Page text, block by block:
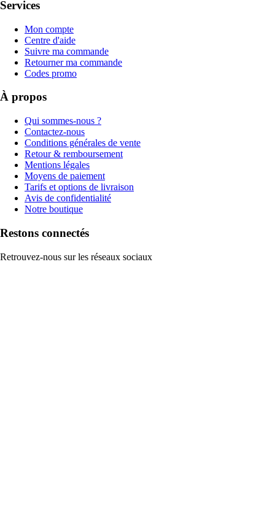
Services
Mon compte
Centre d'aide
Suivre ma commande
Retourner ma commande
Codes promo
À propos
Qui sommes-nous ?
Contactez-nous
Conditions générales de vente
Retour & remboursement
Mentions légales
Moyens de paiement
Tarifs et options de livraison
Avis de confidentialité
Notre boutique
Restons connectés
Retrouvez-nous sur les réseaux sociaux